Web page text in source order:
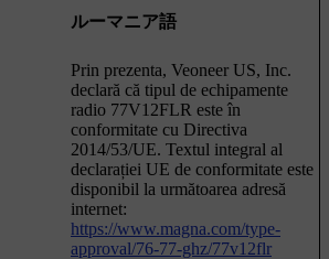
ルーマニア語
Prin prezenta, Veoneer US, Inc.
declară că tipul de echipamente
radio 77V12FLR este în
conformitate cu Directiva
2014/53/UE. Textul integral al
declarației UE de conformitate este
disponibil la următoarea adresă
internet:
https://www.magna.com/type-
approval/76-77-ghz/77v12flr